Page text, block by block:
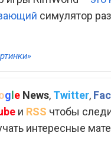
симулятор
gle News, Twitter,
и RSS чтобы
интересные